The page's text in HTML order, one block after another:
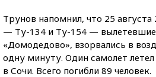
Трунов напомнил, что 25 августа
— Ту-134 и Ту-154 — вылетевшие
«Домодедово», взорвались в
одну минуту. Один самолет
в Сочи. Всего погибли 89 человек.